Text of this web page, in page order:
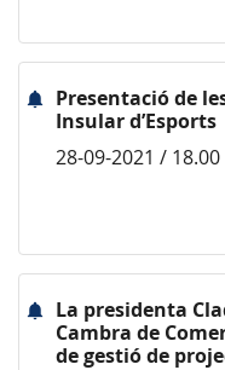
Presentació de
Insular d’Esports
28-09-2021 / 18.00
La presidenta
Cambra de
de gestió de